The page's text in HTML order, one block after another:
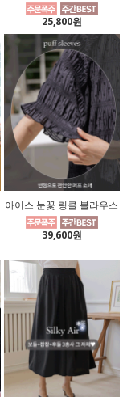
25,800원
아이스 눈꽃 링클 블라우스
39,600원